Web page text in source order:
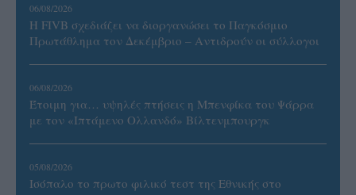
06/08/2026
Η FIVB σχεδιάζει να διοργανώσει το Παγκόσμιο
Πρωτάθλημα τον Δεκέμβριο – Αντιδρούν οι σύλλογοι
06/08/2026
Έτοιμη για… υψηλές πτήσεις η Μπενφίκα του Ψάρρα
με τον «Ιπτάμενο Ολλανδό» Βίλτενμπουργκ
05/08/2026
Ισόπαλο το πρωτο φιλικό τεστ της Εθνικής στο